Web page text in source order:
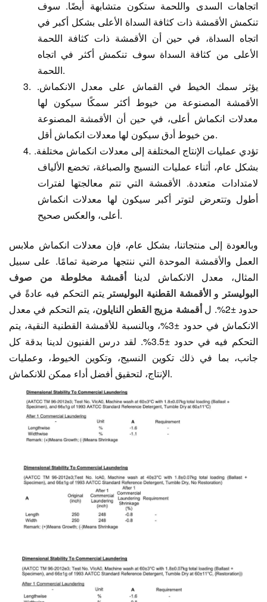
اتجاهات السدى واللحمة ستكون متشابهة أيضًا. سوف
تنكمش الأقمشة ذات كثافة السداة الأعلى بشكل أكبر في
اتجاه السداة، في حين أن الأقمشة ذات كثافة اللحمة
الأعلى من كثافة السداة سوف تنكمش أكثر في اتجاه
اللحمة.
3. يؤثر سمك الخيط في القماش على معدل الانكماش.
الأقمشة المصنوعة من خيوط أكثر سمكًا سيكون لها
معدلات انكماش أعلى، في حين أن الأقمشة المصنوعة
من خيوط أدق سيكون لها معدلات انكماش أقل.
4. تؤدي عمليات الإنتاج المختلفة إلى معدلات انكماش مختلفة.
بشكل عام، أثناء عمليات النسيج والصباغة، تخضع الألياف
لامتدادات متعددة. الأقمشة التي تتم معالجتها لفترات
أطول وتتعرض لتوتر أكبر سيكون لها معدلات انكماش
أعلى، والعكس صحيح.
وبالعودة إلى منتجاتنا، بشكل عام، فإن معدلات انكماش ملابس
العمل والأقمشة الموحدة التي ننتجها مرضية تمامًا. على سبيل
المثال، معدل الانكماش لديناأقمشة مخلوطة من صوف
البوليستر والأقمشة القطنية البوليستر يتم التحكم فيه عادةً في
حدود ±2%. ل
أقمشة مزيج القطن النايلون، يتم التحكم في معدل
الانكماش في حدود ±3%، وبالنسبة للأقمشة القطنية النقية، يتم
التحكم فيه في حدود ±3.5%.
لقد درس الفنيون لدينا بدقة كل
جانب، بما في ذلك تكوين النسيج، وتكوين الخيوط، وعمليات
الإنتاج، لتحقيق أفضل أداء ممكن للانكماش.